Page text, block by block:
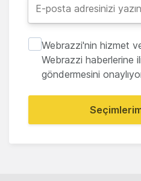
Webrazzi'nin hizmet
Webrazzi haberlerine
göndermesini